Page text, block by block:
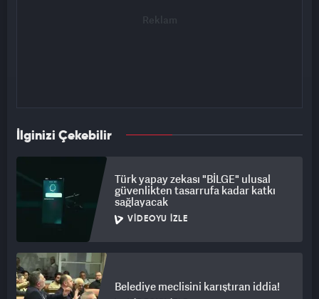
İlginizi Çekebilir
Türk yapay zekası "BİLGE" ulusal
güvenlikten tasarrufa kadar katkı
sağlayacak
VIDEOYU İZLE
Belediye meclisini karıştıran iddia!